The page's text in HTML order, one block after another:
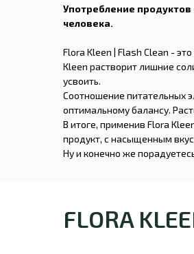
Употребление
человека.
Flora Kleen | Flash Clean -
Kleen растворит лишние
усвоить.
Соотношение питательных
оптимальному балансу.
В итоге, применив Flora
продукт, с насыщенным
Ну и конечно же
FLORA